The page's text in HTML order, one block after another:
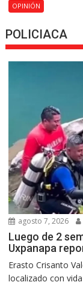
OPINIÓN
POLICIACA
agosto 7, 2026
Luego de 2
Uxpanapa
Erasto Crisanto
localizado con